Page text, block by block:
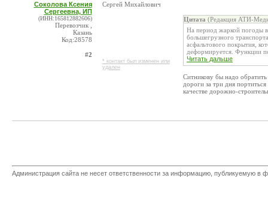
Соколова Ксения
Сергеевна, ИП
(ИНН:165812882606)
Перевозчик ,
Казань
Код:28578
#2
Сергей Михайлович
* контакт был изменен или
удален
Цитата (Редакция АТИ-
На период жаркой погоды
большегрузного
асфальтового покрытия,
деформируется. Функции
Читать дальше
Ситникову бы надо
дороги за три дня
качестве дорожно-
Администрация сайта не несет ответственности за информацию, публикуемую